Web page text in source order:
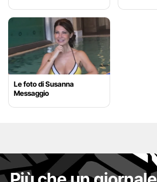
Le foto di Susanna
Messaggio